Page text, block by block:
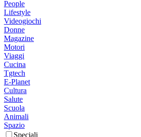
People
Lifestyle
Videogiochi
Donne
Magazine
Motori
Viaggi
Cucina
Tgtech
E-Planet
Cultura
Salute
Scuola
Animali
Spazio
Speciali